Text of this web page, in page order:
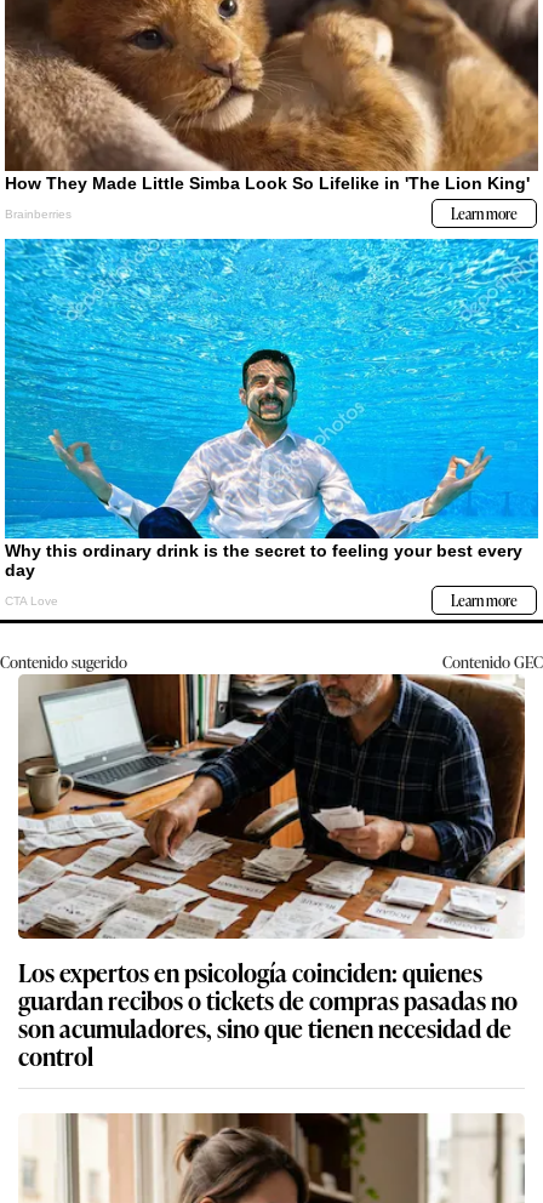
Contenido sugerido ContenidoGEC
Los expertos en psicología coinciden: quienes
guardan recibos o tickets de compras pasadas no
son acumuladores, sino que tienen necesidad de
control